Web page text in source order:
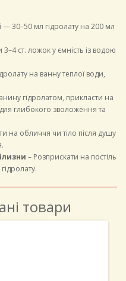
— 30–50 мл гідролату на 200 мл
ст. ложок у ємність із водою
на ванну теплої води,
гідролатом, прикласти на
глибокого зволоження та
на обличчя чи тіло після душу
– Розприскати на постіль
товари